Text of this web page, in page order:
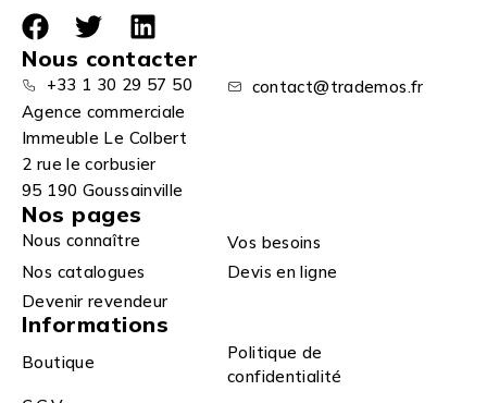
Nous contacter
+33 1 30 29 57 50
contact@trademos.fr
Agence commerciale
Immeuble Le Colbert
2 rue le corbusier
95 190 Goussainville
Nos pages
Nous connaître
Vos besoins
Nos catalogues
Devis en ligne
Devenir revendeur
Informations
Boutique
Politique de
confidentialité